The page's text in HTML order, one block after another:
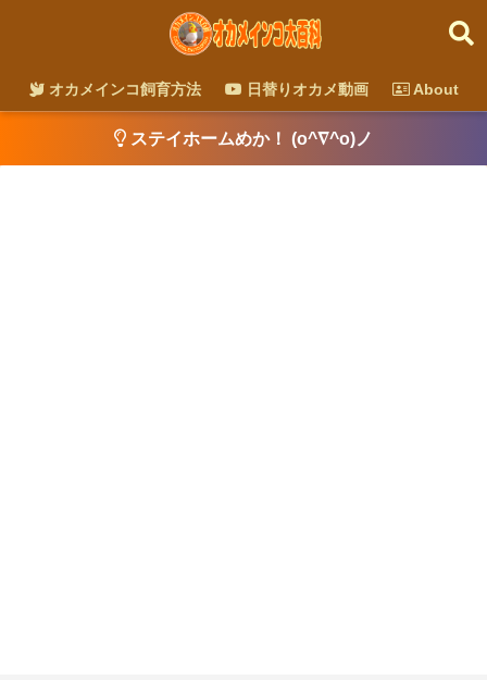
オカメインコ飼育方法 日替りオカメ動画 About
ステイホームめか！ (o^∇^o)ノ